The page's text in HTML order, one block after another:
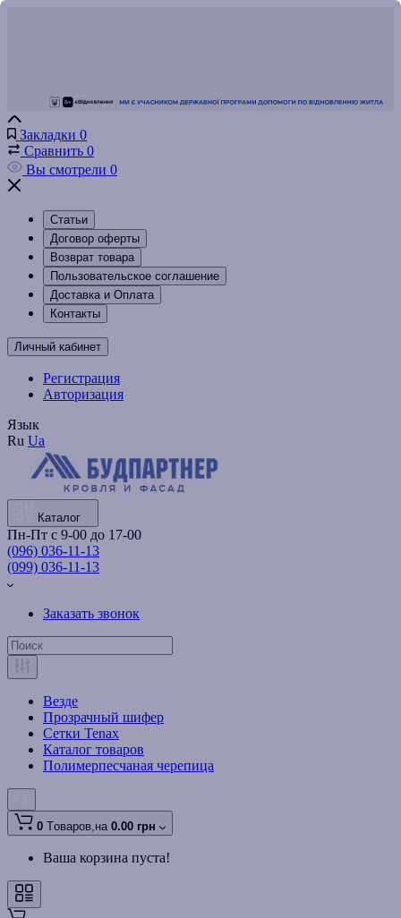
Закладки 0
Сравнить 0
Вы смотрели 0
Статьи
Договор оферты
Возврат товара
Пользовательское соглашение
Доставка и Оплата
Контакты
Личный кабинет
Регистрация
Авторизация
Язык
Ru Ua
Каталог
Пн-Пт с 9-00 до 17-00
(096) 036-11-13
(099) 036-11-13
Заказать звонок
Везде
Прозрачный шифер
Сетки Tenax
Каталог товаров
Полимерпесчаная черепица
0 Tоваров,на 0.00 грн
Ваша корзина пуста!